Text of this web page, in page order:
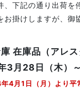
、下記の通り出荷を
お掛けしますが、御
在庫品（アレ
3月28日（木）
4月1日（月）より平